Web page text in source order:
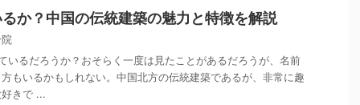
か？中国の伝統建築の魅力と特徴を解説
るだろうか？おそらく一度は見たことがあるだろうが、名前
もいるかもしれない。中国北方の伝統建築であるが、非常に趣
きで ...